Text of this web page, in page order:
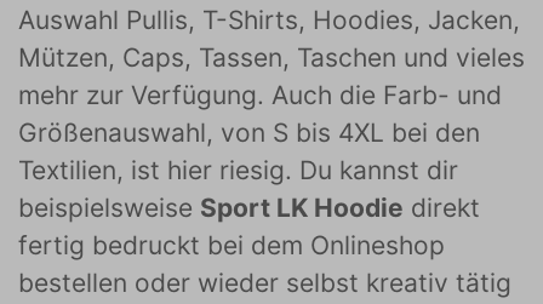
Auswahl Pullis, T-Shirts, Hoodies, Jacken,
Mützen, Caps, Tassen, Taschen und vieles
mehr zur Verfügung. Auch die Farb- und
Größenauswahl, von S bis 4XL bei den
Textilien, ist hier riesig. Du kannst dir
beispielsweise Sport LK Hoodie direkt
fertig bedruckt bei dem Onlineshop
bestellen oder wieder selbst kreativ tätig